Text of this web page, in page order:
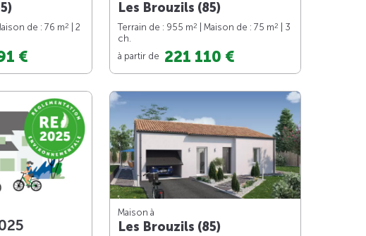
de : 76 m2
| 2
€
Les Brouzils (85)
Terrain de : 955 m2 | Maison de : 75 m2
| 3
ch.
à partir de 221 110 €
Maison à
Les Brouzils (85)